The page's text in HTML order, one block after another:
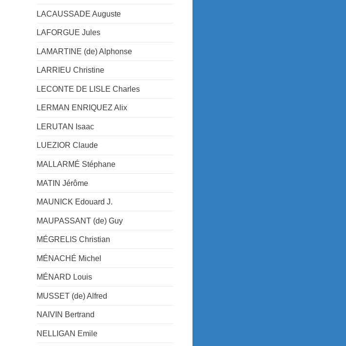
LACAUSSADE Auguste
LAFORGUE Jules
LAMARTINE (de) Alphonse
LARRIEU Christine
LECONTE DE LISLE Charles
LERMAN ENRIQUEZ Alix
LERUTAN Isaac
LUEZIOR Claude
MALLARMÉ Stéphane
MATIN Jérôme
MAUNICK Edouard J.
MAUPASSANT (de) Guy
MÉGRELIS Christian
MÉNACHÉ Michel
MÉNARD Louis
MUSSET (de) Alfred
NAIVIN Bertrand
NELLIGAN Emile